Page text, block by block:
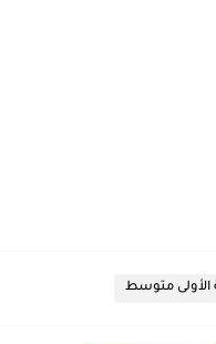
الأولى متوسط